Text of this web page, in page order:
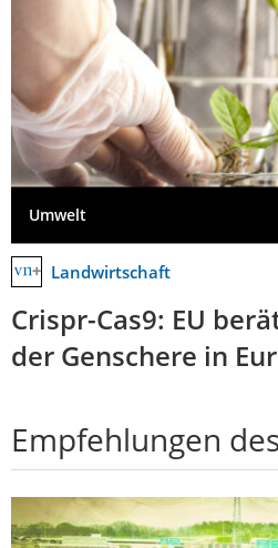
Umwelt
Landwirtschaft
Crispr-Cas9: EU
der Genschere in
Empfehlungen